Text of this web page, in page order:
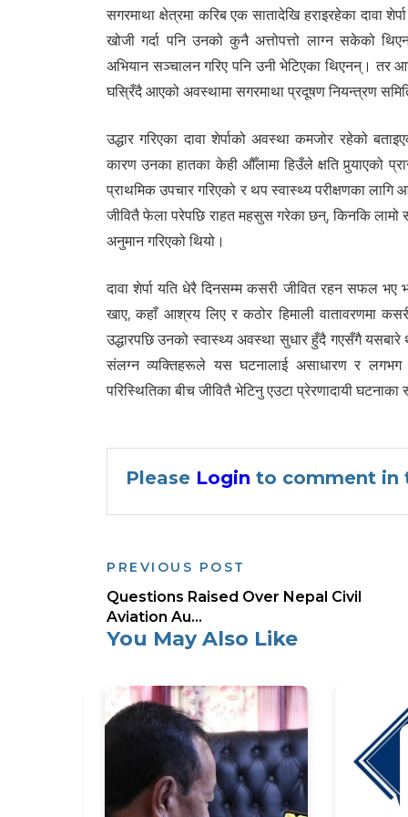
सगरमाथा क्षेत्रमा करिब एक सातादेखि हराइरहेका दावा
खोजी गर्दा पनि उनको कुनै अत्तोपत्तो लाग्न सकेको
अभियान सञ्चालन गरिए पनि उनी भेटिएका थिएनन्। तर
घस्रिँदै आएको अवस्थामा सगरमाथा प्रदूषण नियन्त्रण
उद्धार गरिएका दावा शेर्पाको अवस्था कमजोर रहेको
कारण उनका हातका केही औँलामा हिउँले क्षति पुर्‍याएको
प्राथमिक उपचार गरिएको र थप स्वास्थ्य परीक्षणका
जीवितै फेला परेपछि राहत महसुस गरेका छन्, किनकि लामो
अनुमान गरिएको थियो।
दावा शेर्पा यति धेरै दिनसम्म कसरी जीवित रहन सफल
खाए, कहाँ आश्रय लिए र कठोर हिमाली वातावरणमा
उद्धारपछि उनको स्वास्थ्य अवस्था सुधार हुँदै गएसँगै यसबारे
संलग्न व्यक्तिहरूले यस घटनालाई असाधारण र लगभग
परिस्थितिका बीच जीवितै भेटिनु एउटा प्रेरणादायी
Please Login to comment in
PREVIOUS POST
Questions Raised Over Nepal Civil
Aviation Au...
You May Also Like